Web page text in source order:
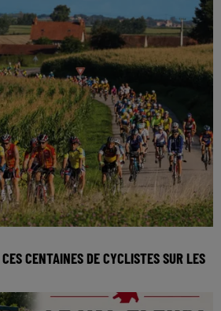
CENTAINES DE CYCLISTES SUR LES